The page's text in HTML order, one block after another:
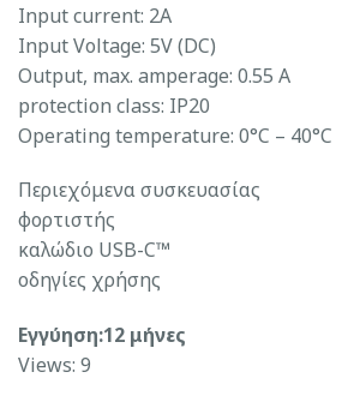
Input current: 2A
Input Voltage: 5V (DC)
Output, max. amperage: 0.55 A
protection class: IP20
Operating temperature: 0°C – 40°C
Περιεχόμενα συσκευασίας
φορτιστής
καλώδιο USB-C™
οδηγίες χρήσης
Εγγύηση:12 μήνες
Views: 9